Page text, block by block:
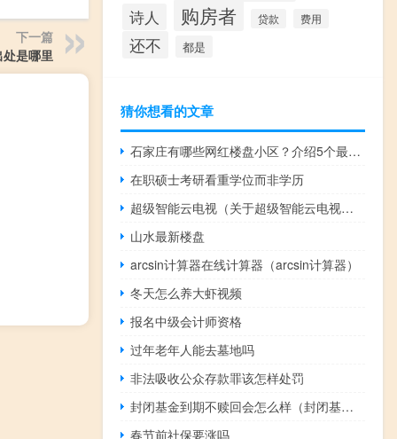
下一篇
处是哪里
诗人 购房者 贷款 费用
还不 都是
猜你想看的文章
石家庄有哪些网红楼盘小区？介绍5个最知名地产项目
在职硕士考研看重学位而非学历
超级智能云电视（关于超级智能云电视的介绍）
山水最新楼盘
arcsin计算器在线计算器（arcsin计算器）
冬天怎么养大虾视频
报名中级会计师资格
过年老年人能去墓地吗
非法吸收公众存款罪该怎样处罚
封闭基金到期不赎回会怎么样（封闭基金怎么买）
春节前社保要涨吗